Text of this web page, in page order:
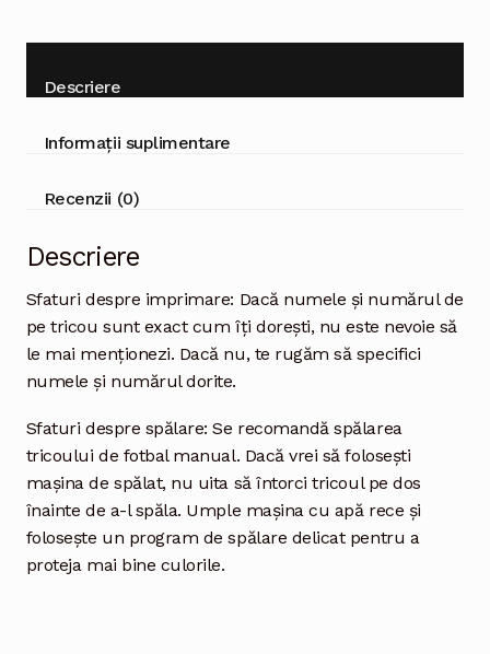
Descriere
Informații suplimentare
Recenzii (0)
Descriere
Sfaturi despre imprimare: Dacă numele și numărul de
pe tricou sunt exact cum îți dorești, nu este nevoie să
le mai menționezi. Dacă nu, te rugăm să specifici
numele și numărul dorite.
Sfaturi despre spălare: Se recomandă spălarea
tricoului de fotbal manual. Dacă vrei să folosești
mașina de spălat, nu uita să întorci tricoul pe dos
înainte de a-l spăla. Umple mașina cu apă rece și
folosește un program de spălare delicat pentru a
proteja mai bine culorile.